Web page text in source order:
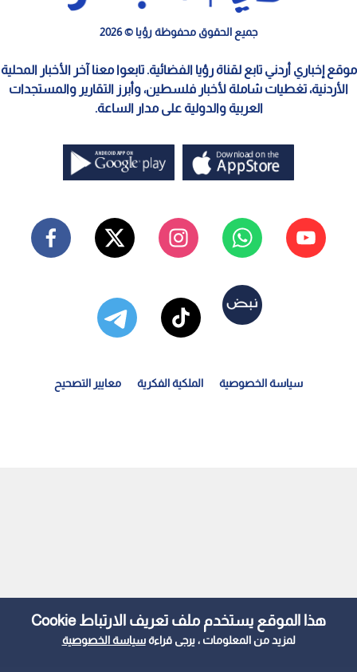
هذا الموقع يستخدم ملف تعريف الارتباط Cookie
لمزيد من المعلومات ، يرجى قراءةسياسة الخصوصية
جميع الحقوق محفوظة رؤيا © 2026
موقع إخباري أردني تابع لقناة رؤيا الفضائية. تابعوا معنا آخر الأخبار المحلية
الأردنية، تغطيات شاملة لأخبار فلسطين، وأبرز التقارير والمستجدات
العربية والدولية على مدار الساعة.
سياسة الخصوصية الملكية الفكرية معايير التصحيح